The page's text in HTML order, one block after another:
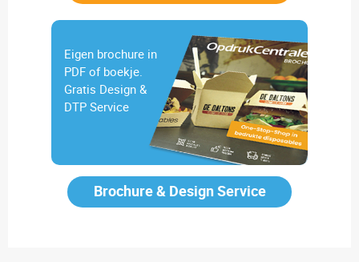
Eigen brochure in
PDF of boekje.
Gratis Design &
DTP Service
Brochure & Design Service